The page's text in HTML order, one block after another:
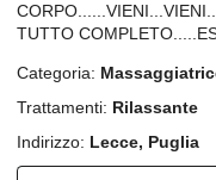
TUTTO
Categoria:
Trattamenti: Rilassante
Indirizzo: Lecce, Puglia